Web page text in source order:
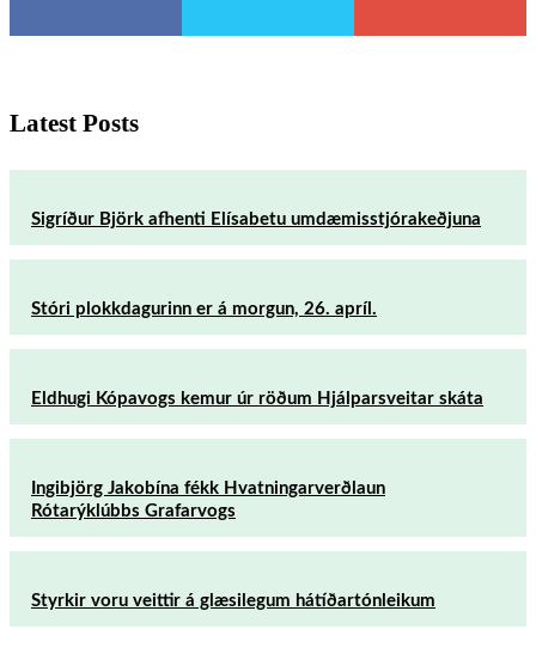
Latest Posts
Sigríður Björk afhenti Elísabetu umdæmisstjórakeðjuna
Stóri plokkdagurinn er á morgun, 26. apríl.
Eldhugi Kópavogs kemur úr röðum Hjálparsveitar skáta
Ingibjörg Jakobína fékk Hvatningarverðlaun
Rótarýklúbbs Grafarvogs
Styrkir voru veittir á glæsilegum hátíðartónleikum